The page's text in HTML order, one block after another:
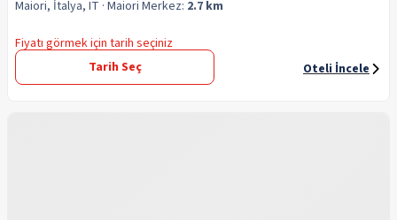
Maiori, İtalya, IT · Maiori Merkez: 2.7 km
Fiyatı görmek için tarih seçiniz
Tarih Seç
Oteli İncele